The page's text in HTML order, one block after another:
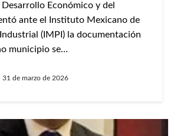
Económico y del
ante el Instituto Mexicano de
(IMPI) la documentación
municipio se…
31 de marzo de 2026